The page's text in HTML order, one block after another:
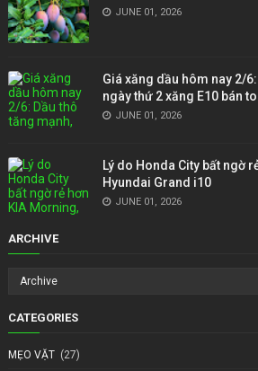
JUNE 01, 2026
Giá xăng dầu hôm nay 2/
ngày thứ 2 xăng E10 bán
JUNE 01, 2026
Lý do Honda City bất ngờ
Hyundai Grand i10
JUNE 01, 2026
ARCHIVE
CATEGORIES
MẸO VẶT (27)